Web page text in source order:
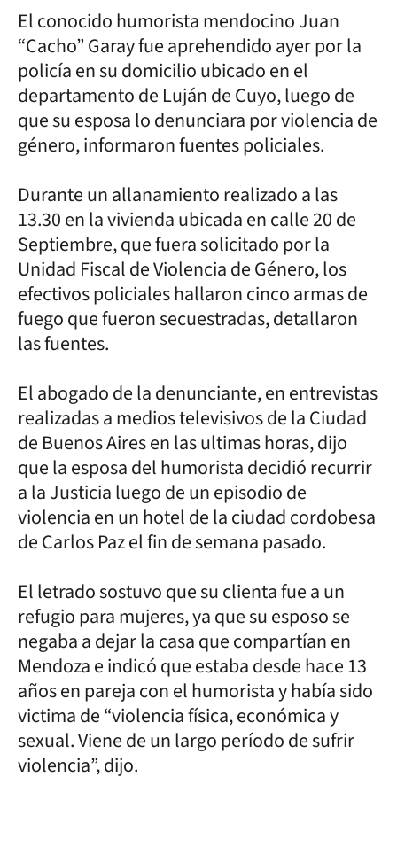
El conocido humorista mendocino Juan
“Cacho” Garay fue aprehendido ayer por la
policía en su domicilio ubicado en el
departamento de Luján de Cuyo, luego de
que su esposa lo denunciara por violencia de
género, informaron fuentes policiales.
Durante un allanamiento realizado a las
13.30 en la vivienda ubicada en calle 20 de
Septiembre, que fuera solicitado por la
Unidad Fiscal de Violencia de Género, los
efectivos policiales hallaron cinco armas de
fuego que fueron secuestradas, detallaron
las fuentes.
El abogado de la denunciante, en entrevistas
realizadas a medios televisivos de la Ciudad
de Buenos Aires en las ultimas horas, dijo
que la esposa del humorista decidió recurrir
a la Justicia luego de un episodio de
violencia en un hotel de la ciudad cordobesa
de Carlos Paz el fin de semana pasado.
El letrado sostuvo que su clienta fue a un
refugio para mujeres, ya que su esposo se
negaba a dejar la casa que compartían en
Mendoza e indicó que estaba desde hace 13
años en pareja con el humorista y había sido
victima de “violencia física, económica y
sexual. Viene de un largo período de sufrir
violencia”, dijo.